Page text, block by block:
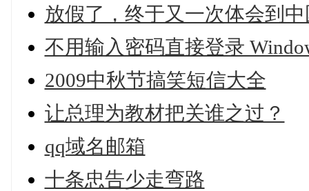
放假了，终于又一次体会到
不用输入密码直接登录
2009中秋节搞笑短信大全
让总理为教材把关谁之过？
qq域名邮箱
十条忠告少走弯路